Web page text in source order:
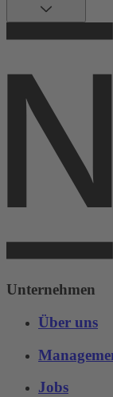
Unternehmen
Über uns
Jobs